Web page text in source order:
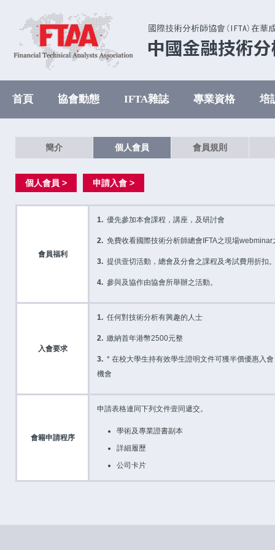
首頁 協會動態 IFTA雜誌 專業資格 培
簡介 個人會員 會員規則
個人會員 > 申請入會 >
會員福利
1. 優先參加本會課程，講座，及研討會
2. 免費收看國際技術分析師總會IFTA之現場
3. 提供壹切活動，總會及分會之課程及考試費用折扣
4. 參與及協作由協會所舉辦之活動。
入會要求
1. 任何對技術分析有興趣的人士
2. 繳納首年港幣2500元整
3. * 在校大學生持有效學生證明文件可獲半價優惠入
機會
會籍申請程序
申請表格連同下列文件壹同遞交。
學術及專業證書副本
詳細履歷
公司卡片